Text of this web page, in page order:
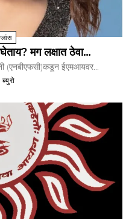
मग लक्षात ठेवा…
(एनबीएफसी)कडून ईएमआयवर...